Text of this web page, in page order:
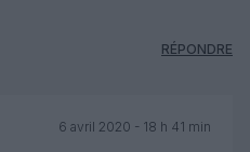
RÉPONDRE
6 avril 2020 - 18 h 41 min